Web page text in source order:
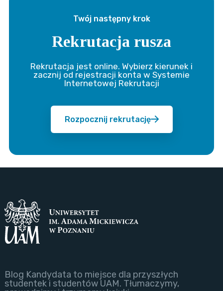
Twój następny krok
Rekrutacja rusza
Rekrutacja jest online. Wybierz kierunek i
zacznij od rejestracji konta w Systemie
Internetowej Rekrutacji
Rozpocznij rekrutację
Blog Kandydata to miejsce dla przyszłych
studentek i studentów UAM. Tłumaczymy,